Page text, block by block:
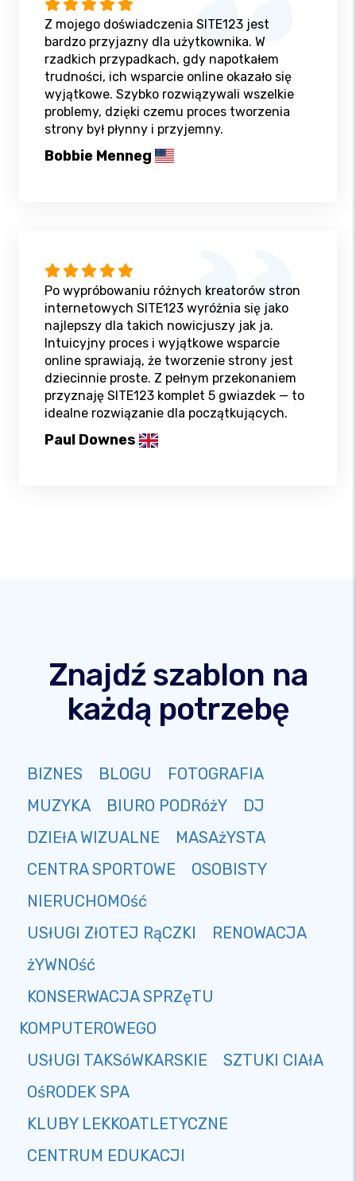
Z mojego doświadczenia SITE123 jest
bardzo przyjazny dla użytkownika. W
rzadkich przypadkach, gdy napotkałem
trudności, ich wsparcie online okazało się
wyjątkowe. Szybko rozwiązywali wszelkie
problemy, dzięki czemu proces tworzenia
strony był płynny i przyjemny.
Bobbie Menneg
Po wypróbowaniu różnych kreatorów stron
internetowych SITE123 wyróżnia się jako
najlepszy dla takich nowicjuszy jak ja.
Intuicyjny proces i wyjątkowe wsparcie
online sprawiają, że tworzenie strony jest
dziecinnie proste. Z pełnym przekonaniem
przyznaję SITE123 komplet 5 gwiazdek — to
idealne rozwiązanie dla początkujących.
Paul Downes
Znajdź szablon na
każdą potrzebę
BIZNES BLOGU
FOTOGRAFIA
MUZYKA
BIURO PODRóżY
DJ
DZIEłA WIZUALNE
MASAżYSTA
CENTRA SPORTOWE
OSOBISTY
NIERUCHOMOść
USłUGI ZłOTEJ RąCZKI
RENOWACJA
żYWNOść
KONSERWACJA SPRZęTU
KOMPUTEROWEGO
USłUGI TAKSóWKARSKIE
SZTUKI CIAłA
OśRODEK SPA
KLUBY LEKKOATLETYCZNE
CENTRUM EDUKACJI